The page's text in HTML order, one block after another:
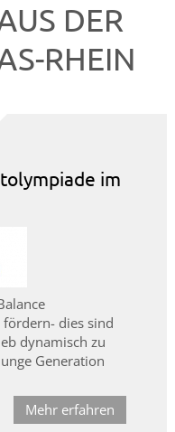
DER
RHEIN
im
dies sind
dynamisch zu
Generation
Mehr erfahren